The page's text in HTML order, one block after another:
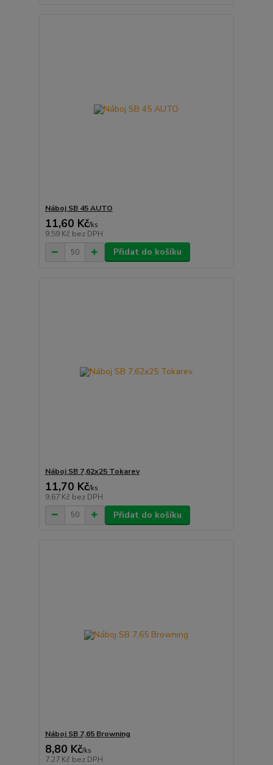
Náboj SB 45 AUTO
11,60 Kč/ks
9,59 Kč bez DPH
Přidat do košíku
Náboj SB 7,62x25 Tokarev
11,70 Kč/ks
9,67 Kč bez DPH
Přidat do košíku
Náboj SB 7,65 Browning
8,80 Kč/ks
7,27 Kč bez DPH